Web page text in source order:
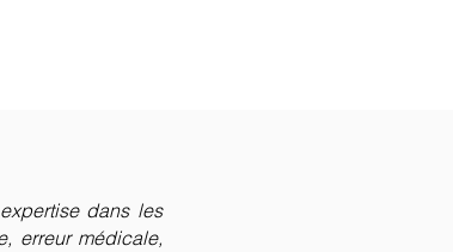
dans les
erreur médicale,